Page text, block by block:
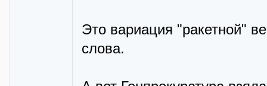
Это вариация "ракетной"
слова.